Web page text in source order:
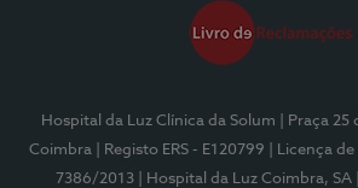
Hospital da Luz Clínica da Solum
| Praça
Coimbra
| Registo ERS - E120799
| Licença
7386/2013
| Hospital da Luz Coimbra, SA